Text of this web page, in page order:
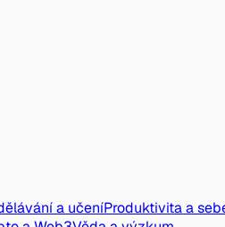
a učeníProduktivita a